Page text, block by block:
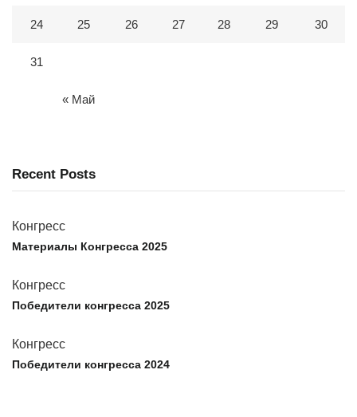
24 25 26 27 28 29 30
31
« Май
Recent Posts
Конгресс
Материалы Конгресса 2025
Конгресс
Победители конгресса 2025
Конгресс
Победители конгресса 2024